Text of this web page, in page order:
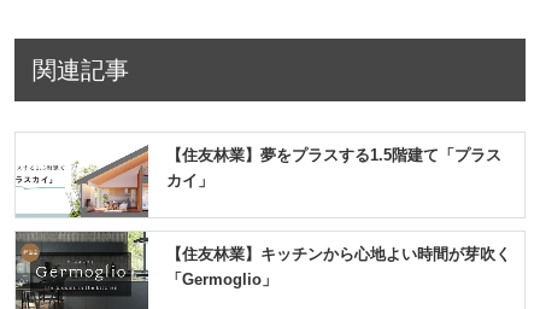
関連記事
【住友林業】夢をプラスする1.5階建て「プラス
カイ」
【住友林業】キッチンから心地よい時間が芽吹く
「Germoglio」